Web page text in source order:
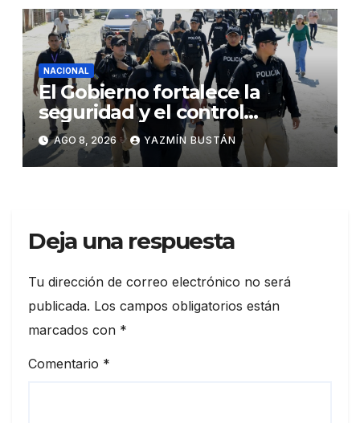
NACIONAL
El Gobierno fortalece la
seguridad y el control
territorial en General Villamil
Playas
AGO 8, 2026 YAZMÍN BUSTÁN
Deja una respuesta
Tu dirección de correo electrónico no será
publicada. Los campos obligatorios están
marcados con *
Comentario *